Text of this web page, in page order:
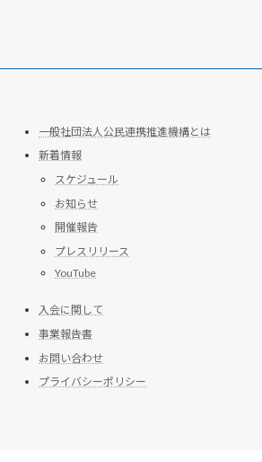
一般社団法人公民連携推進機構とは
新着情報
スケジュール
お知らせ
開催報告
プレスリリース
YouTube
入会に関して
事業報告書
お問い合わせ
プライバシーポリシー